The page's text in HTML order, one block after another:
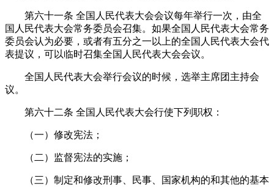
第六十一条 全国人民代表大会会议每年举行一次，由全
国人民代表大会常务委员会召集。如果全国人民代表大会常务
委员会认为必要，或者有五分之一以上的全国人民代表大会代
表提议，可以临时召集全国人民代表大会会议。
全国人民代表大会举行会议的时候，选举主席团主持会
议。
第六十二条 全国人民代表大会行使下列职权：
（一）修改宪法；
（二）监督宪法的实施；
（三）制定和修改刑事、民事、国家机构的和其他的基本